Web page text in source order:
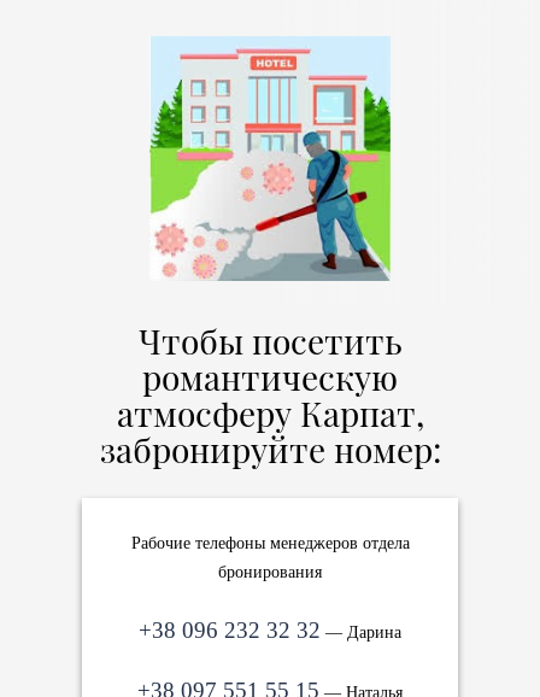
Чтобы посетить
романтическую
атмосферу Карпат,
забронируйте номер:
Рабочие телефоны менеджеров отдела
бронирования
+38 096 232 32 32 — Дарина
+38 097 551 55 15 — Наталья